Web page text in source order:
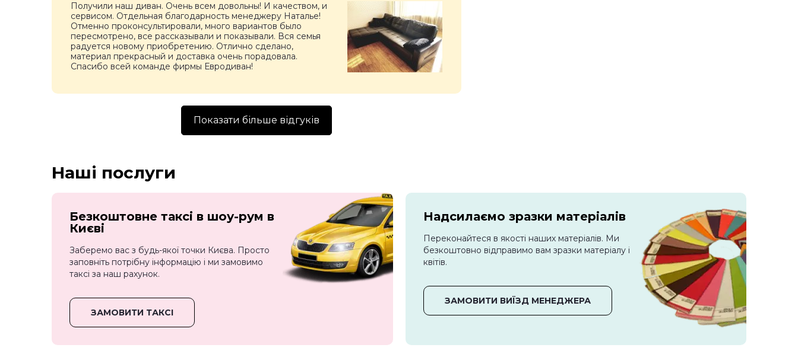
Получили наш диван. Очень всем довольны! И качеством, и
сервисом. Отдельная благодарность менеджеру Наталье!
Отменно проконсультировали, много вариантов было
пересмотрено, все рассказывали и показывали. Вся семья
радуется новому приобретению. Отлично сделано,
материал прекрасный и доставка очень порадовала.
Спасибо всей команде фирмы Евродиван!
Показати більше відгуків
Наші послуги
Безкоштовне таксі в шоу-рум в
Києві
Заберемо вас з будь-якої точки Києва. Просто
заповніть потрібну інформацію і ми замовимо
таксі за наш рахунок.
ЗАМОВИТИ ТАКСІ
Надсилаємо зразки матеріалів
Переконайтеся в якості наших матеріалів. Ми
безкоштовно відправимо вам зразки матеріалу і
квітів.
ЗАМОВИТИ ВИЇЗД МЕНЕДЖЕРА